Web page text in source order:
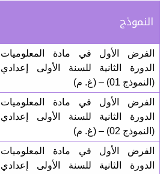
النموذج
الفرض الأول في مادة المعلوميات
الدورة الثانية للسنة الأولى إعدادي
(النموذج 01) – (غ. م)
الفرض الأول في مادة المعلوميات
الدورة الثانية للسنة الأولى إعدادي
(النموذج 02) – (غ. م)
الفرض الأول في مادة المعلوميات
الدورة الثانية للسنة الأولى إعدادي